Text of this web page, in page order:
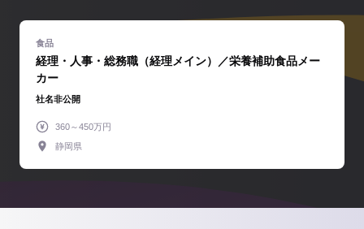
経理・人事・総務職（経理メイン）／栄養補助食品メー
カー
社名非公開
360～450万円
静岡県